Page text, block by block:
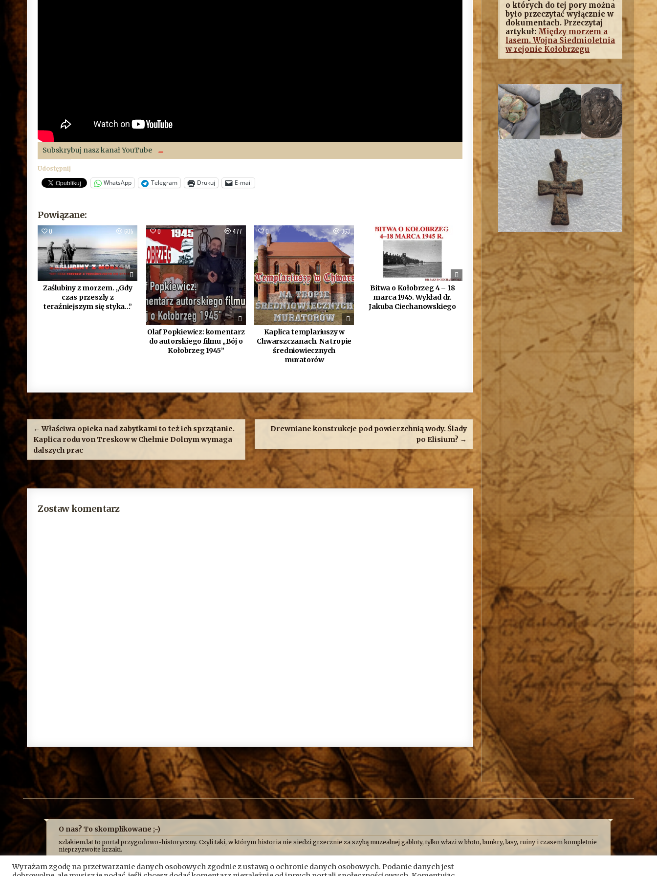
Subskrybuj nasz kanał YouTube
Udostępnij
WhatsApp Telegram Drukuj E-mail
Powiązane:
0 605
Zaślubiny z morzem. „Gdy
czas przeszły z
teraźniejszym się styka…”
0 477
Olaf Popkiewicz: komentarz
do autorskiego filmu „Bój o
Kołobrzeg 1945”
0 363
Kaplica templariuszy w
Chwarszczanach. Na tropie
średniowiecznych
muratorów
0
Bitwa o Kołobrzeg 4 – 18
marca 1945. Wykład dr.
Jakuba Ciechanowskiego
Nawigacja
wpisu
Drewniane konstrukcje pod powierzchnią wody. Ślady
po Elisium? →
← Właściwa opieka nad zabytkami to też ich sprzątanie.
Kaplica rodu von Treskow w Chełmie Dolnym wymaga
dalszych prac
Zostaw komentarz
o których do tej pory można
było przeczytać wyłącznie w
dokumentach. Przeczytaj
artykuł: Między morzem a
lasem. Wojna Siedmioletnia
w rejonie Kołobrzegu
O nas? To skomplikowane ;-)
szlakiem.lat to portal przygodowo-historyczny. Czyli taki, w którym historia nie siedzi grzecznie za szybą muzealnej gabloty, tylko włazi w błoto, bunkry, lasy, ruiny i czasem kompletnie
nieprzyzwoite krzaki.
historycznych absurdów, z jakimi mierzy się Fundacja Skryptorium, ale opisujemy też przygody naszych przyjaciół. Bywa więc, że taplamy się w bagnach, kopiemy z archeologami,
przeciskamy przez bunkry i tunele, błądzimy po ruinach albo próbujemy ustalić, kto wpadł na pomysł zbudowania czegoś dokładnie pośrodku mokradeł.
Wyrażam zgodę na przetwarzanie danych osobowych zgodnie z ustawą o ochronie danych osobowych. Podanie danych jest